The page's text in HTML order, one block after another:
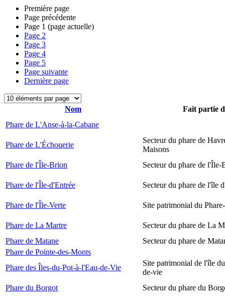
Première page
Page précédente
Page 1 (page actuelle)
Page 2
Page 3
Page 4
Page 5
Page suivante
Dernière page
Nom
Fait partie
Phare de L'Anse-à-la-Cabane
Phare de L'Échouerie
Secteur du phare de
Maisons
Phare de l'Île-Brion
Secteur du phare de l'Île-
Phare de l'Île-d'Entrée Secteur du phare de l'île
Phare de l'Île-Verte Site patrimonial du
Phare de La Martre
Secteur du phare de La
Phare de Matane
Secteur du phare de
Phare de Pointe-des-Monts
Phare des Îles-du-Pot-à-l'Eau-de-Vie
Site patrimonial de l'île
de-vie
Phare du Borgot
Secteur du phare du